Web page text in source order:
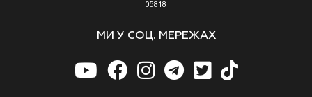
05818
МИ У СОЦ. МЕРЕЖАХ